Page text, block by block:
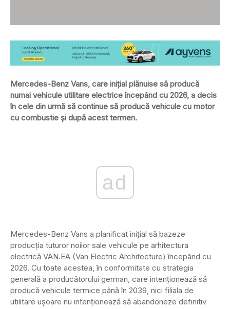
Mercedes-Benz Vans, care inițial plănuise să producă
numai vehicule utilitare electrice începând cu 2026, a decis
în cele din urmă să continue să producă vehicule cu motor
cu combustie și după acest termen.
ad
Mercedes-Benz Vans a planificat inițial să bazeze
producția tuturor noilor sale vehicule pe arhitectura
electrică VAN.EA (Van Electric Architecture) începând cu
2026. Cu toate acestea, în conformitate cu strategia
generală a producătorului german, care intenționează să
producă vehicule termice până în 2039, nici filiala de
utilitare ușoare nu intenționează să abandoneze definitiv